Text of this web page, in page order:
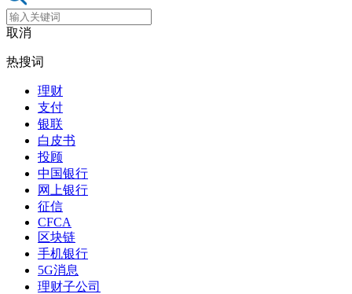
取消
热搜词
理财
支付
银联
白皮书
投顾
中国银行
网上银行
征信
CFCA
区块链
手机银行
5G消息
理财子公司